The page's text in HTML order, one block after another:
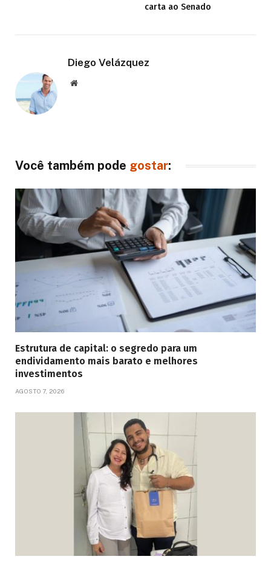
carta ao Senado
Diego Velázquez
Website
Você também pode gostar:
Estrutura de capital: o segredo para um
endividamento mais barato e melhores
investimentos
AGOSTO 7, 2026